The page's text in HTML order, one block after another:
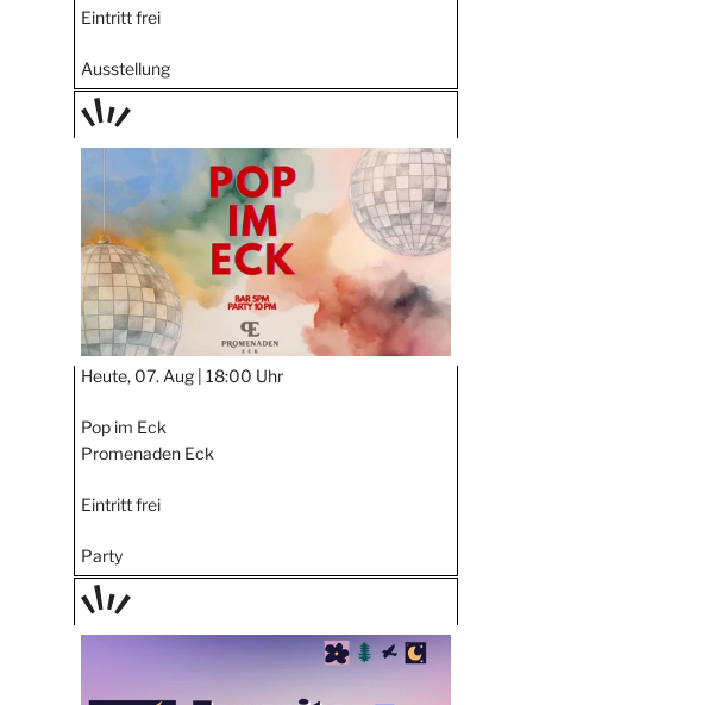
Eintritt frei
Ausstellung
TAGE
Heute, 07. Aug | 18:00 Uhr
Pop im Eck
Promenaden Eck
Eintritt frei
Party
TAGE